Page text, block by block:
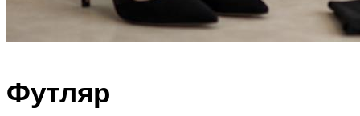
Футляр